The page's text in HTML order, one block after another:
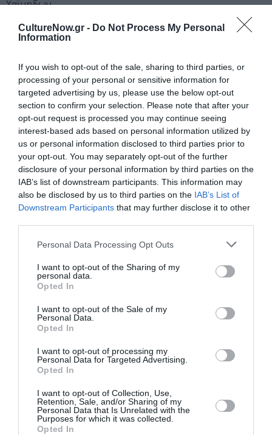
CultureNow.gr - Do Not Process My Personal
Information
If you wish to opt-out of the sale, sharing to third parties, or
processing of your personal or sensitive information for
targeted advertising by us, please use the below opt-out
section to confirm your selection. Please note that after your
opt-out request is processed you may continue seeing
interest-based ads based on personal information utilized by
us or personal information disclosed to third parties prior to
your opt-out. You may separately opt-out of the further
disclosure of your personal information by third parties on the
IAB’s list of downstream participants. This information may
also be disclosed by us to third parties on the IAB’s List of
Downstream Participants that may further disclose it to other
Personal Data Processing Opt Outs
I want to opt-out of the Sharing of my
personal data.
Opted In
I want to opt-out of the Sale of my
Personal Data.
Opted In
I want to opt-out of processing my
Personal Data for Targeted Advertising.
Opted In
I want to opt-out of Collection, Use,
Retention, Sale, and/or Sharing of my
Personal Data that Is Unrelated with the
Purposes for which it was collected.
Opted In
Χαϊνηδων
2. «Οι ήχοι του διαστήματος»: Αναστασία Μεταλληνού
και Βασίλης Κάλφας με μουσικό τρίο εγχόρδων
(Λυρική Τραγουδίστρια) και τον Λεόντιο
Χατζηλεοντιάδη (Συνθέτης και Αναπληρωτής Καθηγητής
του Τμήματος Ηλεκτρολόγων Μηχανικών και
Μηχανικών Υπολογιστών του Α.Π.Θ)
4. Θεατρική Επιστημονική Παράσταση: Ατομικοί
Διάλογοι : Από το σταφιδόψωμο…. στα quartz
5. Blind Science: 5 νέοι επιστήμονες θα προσπαθήσουν,
μέσα σε 3 λεπτά, να απαντήσουν στις δικές σας
ερωτήσεις … στα τυφλά
Ταυτότητα
Τοποθεσία: Τεχνόπολις, Πειραιώς 100, Γκάζι
Ημερομηνία:
εισιτηρίων:5 ευρώ ημερήσια είσοδος, ( και 4€ τιμή
προπώλησης )15 ευρώ πενθήμερη είσοδοςΠαιδιά κάτω των
6 δωρεάνΠληροφορίες:
μάθετε πρώτοι όλες τις ειδήσεις
Πολιτισμό στοCulturenow.gr
Νέοι Διαγωνισμοί